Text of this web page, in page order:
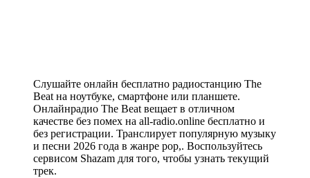
Слушайте онлайн бесплатно радиостанцию The
Beat на ноутбуке, смартфоне или планшете.
Онлайнрадио The Beat вещает в отличном
качестве без помех на all-radio.online бесплатно и
без регистрации. Транслирует популярную музыку
и песни 2026 года в жанре pop,. Воспользуйтесь
сервисом Shazam для того, чтобы узнать текущий
трек.